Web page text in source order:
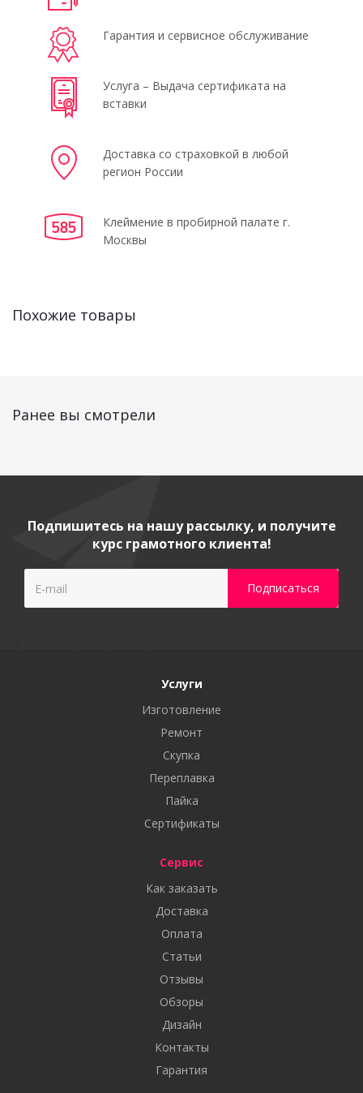
Гарантия и сервисное обслуживание
Услуга – Выдача сертификата на
вставки
Доставка со страховкой в любой
регион России
Клеймение в пробирной палате г.
Москвы
Похожие товары
Ранее вы смотрели
Подпишитесь на нашу рассылку, и получите
курс грамотного клиента!
Услуги
Изготовление
Ремонт
Скупка
Переплавка
Пайка
Сертификаты
Сервис
Как заказать
Доставка
Оплата
Статьи
Отзывы
Обзоры
Дизайн
Контакты
Гарантия